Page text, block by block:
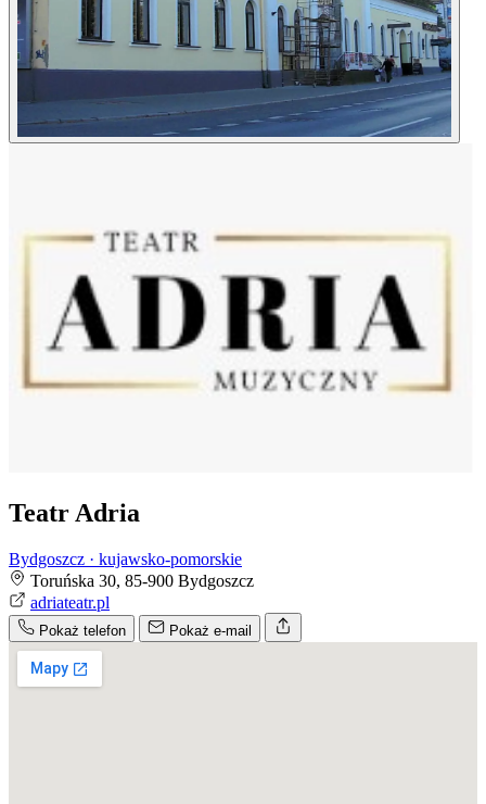
Teatr Adria
Bydgoszcz · kujawsko-pomorskie
Toruńska 30, 85-900 Bydgoszcz
adriateatr.pl
Pokaż telefon Pokaż e-mail